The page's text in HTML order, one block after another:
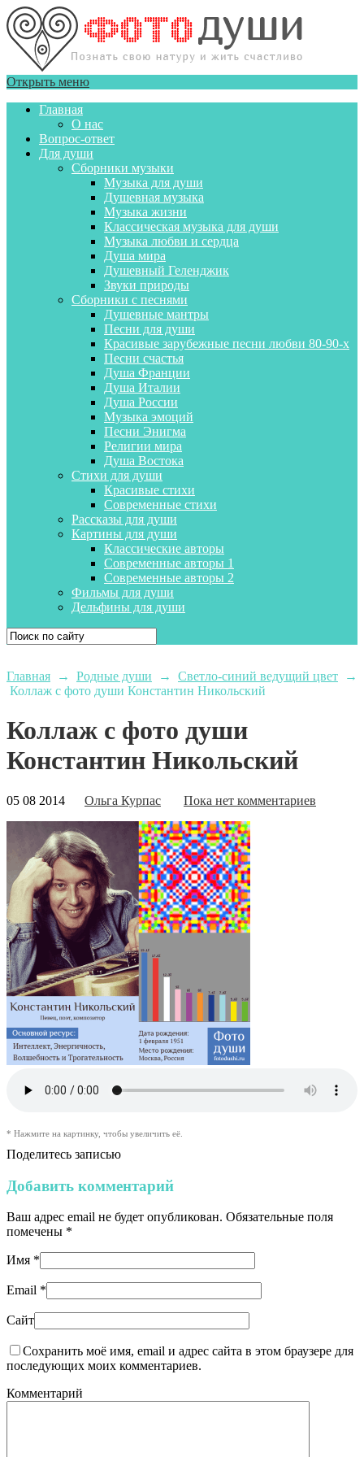
Открыть меню
Главная
О нас
Вопрос-ответ
Для души
Сборники музыки
Музыка для души
Душевная музыка
Музыка жизни
Классическая музыка для души
Музыка любви и сердца
Душа мира
Душевный Геленджик
Звуки природы
Сборники с песнями
Душевные мантры
Песни для души
Красивые зарубежные песни любви 80-90-х
Песни счастья
Душа Франции
Душа Италии
Душа России
Музыка эмоций
Песни Энигма
Религии мира
Душа Востока
Стихи для души
Красивые стихи
Современные стихи
Рассказы для души
Картины для души
Классические авторы
Современные авторы 1
Современные авторы 2
Фильмы для души
Дельфины для души
Главная → Родные души → Светло-синий ведущий цвет →
Коллаж с фото души Константин Никольский
Коллаж с фото души
Константин Никольский
05 08 2014 Ольга Курпас Пока нет комментариев
* Нажмите на картинку, чтобы увеличить её.
Поделитесь записью
Добавить комментарий
Ваш адрес email не будет опубликован. Обязательные поля
помечены *
Имя *
Email *
Сайт
Сохранить моё имя, email и адрес сайта в этом браузере для
последующих моих комментариев.
Комментарий